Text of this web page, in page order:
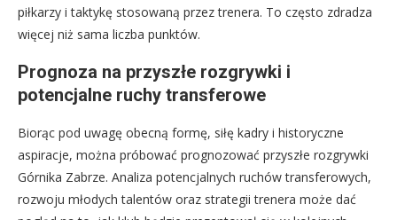
piłkarzy i taktykę stosowaną przez trenera. To często zdradza
więcej niż sama liczba punktów.
Prognoza na przyszłe rozgrywki i
potencjalne ruchy transferowe
Biorąc pod uwagę obecną formę, siłę kadry i historyczne
aspiracje, można próbować prognozować przyszłe rozgrywki
Górnika Zabrze. Analiza potencjalnych ruchów transferowych,
rozwoju młodych talentów oraz strategii trenera może dać